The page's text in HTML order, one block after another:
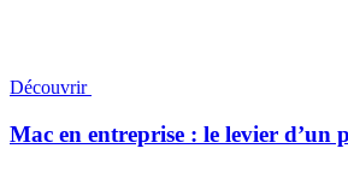
Découvrir
Mac en entreprise : le levier d’un